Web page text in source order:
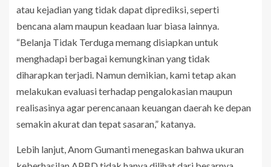
atau kejadian yang tidak dapat diprediksi, seperti
bencana alam maupun keadaan luar biasa lainnya.
“Belanja Tidak Terduga memang disiapkan untuk
menghadapi berbagai kemungkinan yang tidak
diharapkan terjadi. Namun demikian, kami tetap akan
melakukan evaluasi terhadap pengalokasian maupun
realisasinya agar perencanaan keuangan daerah ke depan
semakin akurat dan tepat sasaran,” katanya.
Lebih lanjut, Anom Gumanti menegaskan bahwa ukuran